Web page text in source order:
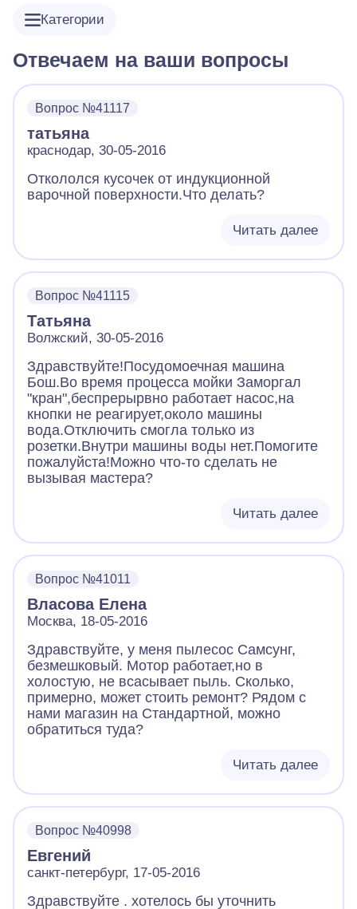
Категории
Отвечаем на ваши вопросы
Вопрос №41117
татьяна
краснодар, 30-05-2016
Откололся кусочек от индукционной
варочной поверхности.Что делать?
Читать далее
Вопрос №41115
Татьяна
Волжский, 30-05-2016
Здравствуйте!Посудомоечная машина
Бош.Во время процесса мойки Заморгал
"кран",беспрерырвно работает насос,на
кнопки не реагирует,около машины
вода.Отключить смогла только из
розетки.Внутри машины воды нет.Помогите
пожалуйста!Можно что-то сделать не
вызывая мастера?
Читать далее
Вопрос №41011
Власова Елена
Москва, 18-05-2016
Здравствуйте, у меня пылесос Самсунг,
безмешковый. Мотор работает,но в
холостую, не всасывает пыль. Сколько,
примерно, может стоить ремонт? Рядом с
нами магазин на Стандартной, можно
обратиться туда?
Читать далее
Вопрос №40998
Евгений
санкт-петербург, 17-05-2016
Здравствуйте . хотелось бы уточнить